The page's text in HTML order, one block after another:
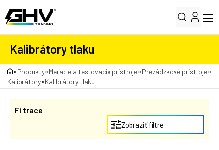
Kalibrátory tlaku
»Produkty»Meracie a testovacie prístroje»Prevádzkové prístroje»
Kalibrátory»Kalibrátory tlaku
Filtrace
Zobraziť filtre